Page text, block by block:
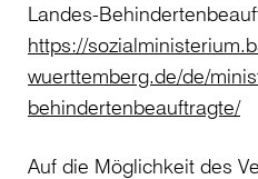
Landes-
https://
wuerttemberg.de/de/
behindertenbeauftragte/
Auf die Möglichkeit des